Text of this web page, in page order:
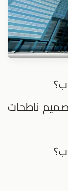
ناطحات